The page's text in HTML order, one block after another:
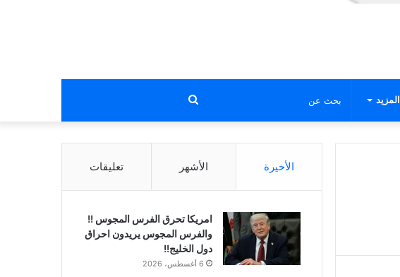
المزيد بحث
عن
الأخيرة الأشهر تعليقات
امريكا تحرق الفرس المجوس !!
والفرس المجوس يريدون احراق
دول الخليج!!
6 أغسطس، 2026